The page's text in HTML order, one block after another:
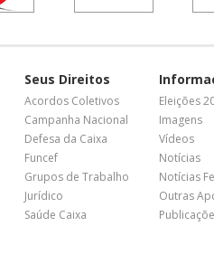
Seus Direitos
Acordos Coletivos
Campanha Nacional
Defesa da Caixa
Funcef
Grupos de Trabalho
Jurídico
Saúde Caixa
Eleições
Imagens
Vídeos
Notícias
Notícias
Outras